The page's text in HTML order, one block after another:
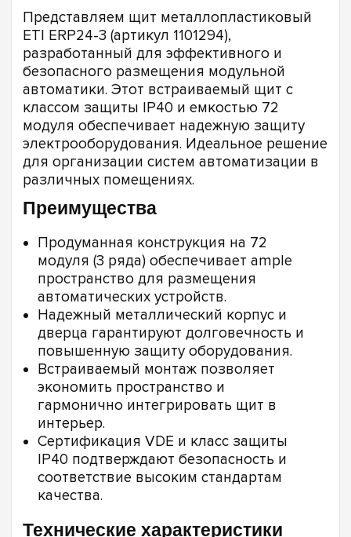
Представляем щит металлопластиковый
ETI ERP24-3 (артикул 1101294),
разработанный для эффективного и
безопасного размещения модульной
автоматики. Этот встраиваемый щит с
классом защиты IP40 и емкостью 72
модуля обеспечивает надежную защиту
электрооборудования. Идеальное решение
для организации систем автоматизации в
различных помещениях.
Преимущества
Продуманная конструкция на 72
модуля (3 ряда) обеспечивает ample
пространство для размещения
автоматических устройств.
Надежный металлический корпус и
дверца гарантируют долговечность и
повышенную защиту оборудования.
Встраиваемый монтаж позволяет
экономить пространство и
гармонично интегрировать щит в
интерьер.
Сертификация VDE и класс защиты
IP40 подтверждают безопасность и
соответствие высоким стандартам
качества.
Технические характеристики